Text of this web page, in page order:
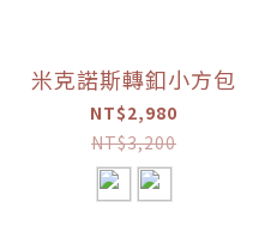
米克諾斯轉釦小方包
NT$2,980
NT$3,200